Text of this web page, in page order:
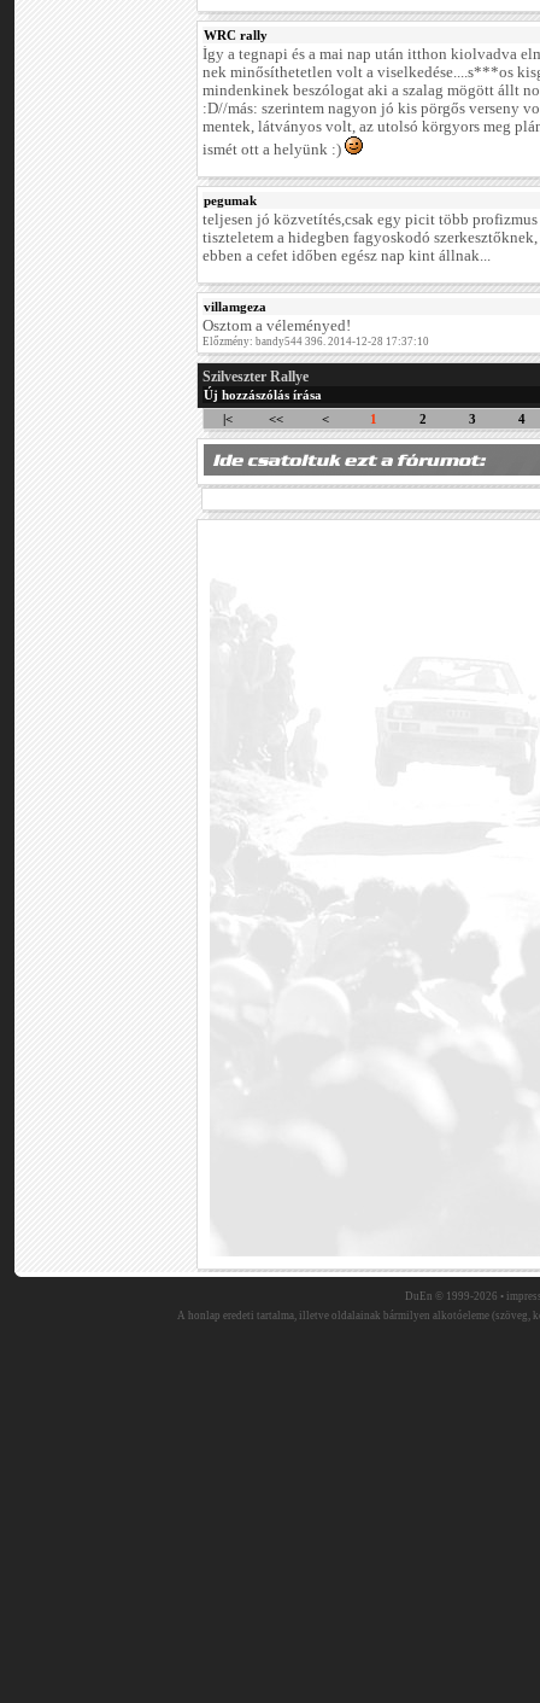
WRC rally
Így a tegnapi és a mai nap után itthon kiolvadva
nek minősíthetetlen volt a viselkedése....s***os
mindenkinek beszólogat aki a szalag mögött állt
:D//más: szerintem nagyon jó kis pörgős verseny
mentek, látványos volt, az utolsó körgyors meg
ismét ott a helyünk :)
pegumak
teljesen jó közvetítés,csak egy picit több
tiszteletem a hidegben fagyoskodó
ebben a cefet időben egész nap kint állnak...
villamgeza
Osztom a véleményed!
Előzmény: bandy544 396. 2014-12-28 17:37:10
Szilveszter Rallye
Új hozzászólás írása
|<
<< < 1 2 3 4
DuEn © 1999-2026 •
A honlap eredeti tartalma, illetve oldalainak bármilyen alkotóeleme (szöveg,